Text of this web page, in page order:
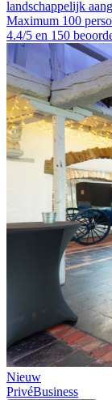
landschappelijk
Maximum 100
4.4/5 en 150
Nieuw
PrivéBusiness